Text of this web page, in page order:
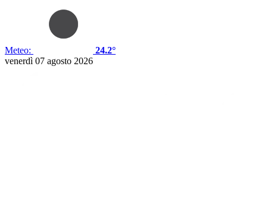
Meteo:
24.2°
venerdì 07 agosto 2026